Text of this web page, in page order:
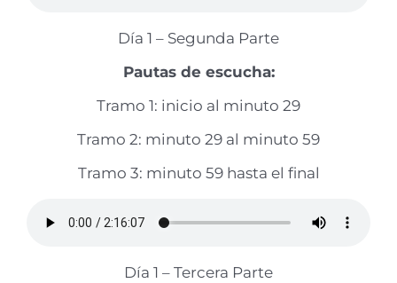
Día 1 – Segunda Parte
Pautas de escucha:
Tramo 1: inicio al minuto 29
Tramo 2: minuto 29 al minuto 59
Tramo 3: minuto 59 hasta el final
Día 1 – Tercera Parte